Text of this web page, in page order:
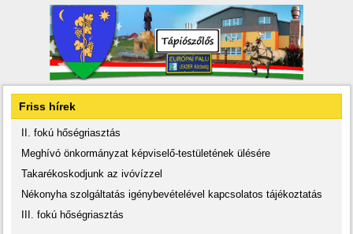
Friss hírek
II. fokú hőségriasztás
Meghívó önkormányzat képviselő-testületének ülésére
Takarékoskodjunk az ivóvízzel
Nékonyha szolgáltatás igénybevételével kapcsolatos tájékoztatás
III. fokú hőségriasztás